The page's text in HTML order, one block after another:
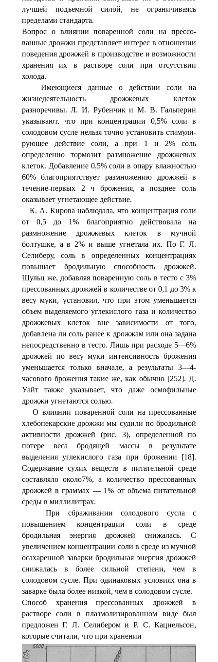
лучшей подъемной силой, не ограничиваясь
пределами стандарта.
Вопрос о влиянии поваренной соли на прессо­
ванные дрожжи представляет интерес в отношении
пове­дения дрожжей в производстве и возможности
хранения их в растворе соли при отсутствии
холода.
Имеющиеся данные о действии соли на
жизнедеятель­ность дрожжевых клеток
разноречивы. Л. И. Рубенчик и М. В. Гальперин
указывают, что при концентрации 0,5% соли в
солодовом сусле нельзя точно установить стимули­
рующее действие соли, а при 1 и 2% соль
определенно тор­мозит размножение дрожжевых
клеток. Добавление 0,5% соли в опару влажностью
60% благоприятствует размно­жению дрожжей в
течение-первых 2 ч брожения, а позд­нее соль
оказывает угнетающее действие.
К. А. Кирова наблюдала, что концентрация соли
от 0,5 до 1% благоприятно действовала на
размножение дрож­жевых клеток в мучной
болтушке, а в 2% и выше угнетала их. По Г. Л.
Селиберу, соль в определенных концентрациях
повышает бродильную способность дрожжей.
Шульц же, добавляя поваренную соль в тесто с 3%
прессованных дрожжей в количестве от 0,1 до 3% к
весу муки, установил, что при этом уменьшается
объем выделяемого углекислого газа и количество
дрожжевых клеток вне зависимости от того,
добавлена ли соль ранее к дрожжам или она задана
непосредственно в тесто. Лишь при расходе 5—6%
дрож­жей по весу муки интенсивность брожения
уменьшается только вначале, а результаты 3—4-
часового брожения такие же, как обычно [252]. Д.
Уайт также указывает, что даже осмофильные
дрожжи угнетаются солью.
О влиянии поваренной соли на прессованные
хлебо­пекарские дрожжи мы судили по бродильной
активности дрожжей (рис. 3), определенной по
потере веса бродящей массы в результате
выделения углекислого газа при броже­нии [18].
Содержание сухих веществ в питательной среде
составляло около7%, а количество прессованных
дрожжей в граммах — 1% от объема питательной
среды в милли­литрах.
При сбраживании солодового сусла с
повышением кон­центрации соли в среде
бродильная энергия дрожжей сни­жалась. С
увеличением концентрации соли в среде из мучной
осахаренной заварки бродильная энергия дрожжей
сни­жалась в более сильной степени, чем в
солодовом сусле. При одинаковых условиях она в
заварке была более низ­кой, чем в солодовом сусле.
Способ хранения прессованных дрожжей в
растворе соли в плазмолизированном виде был
предложен Г. Л. Селибером и Р. С. Кацнельсон,
которые считали, что при хранении